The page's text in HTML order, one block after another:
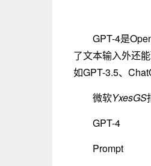
GPT-4是
了文本输入外还
如GPT-3.5、
微软YxesGS
GPT-4
Prompt